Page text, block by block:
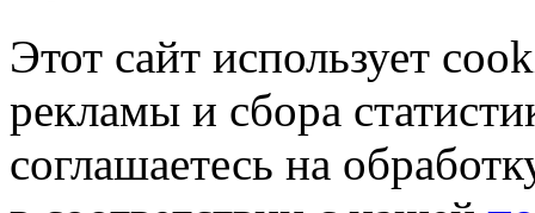
Этот сайт использует
рекламы и сбора
соглашаетесь на